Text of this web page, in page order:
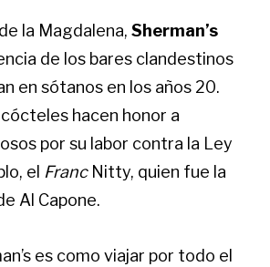
la Magdalena,Sherman’s
de los bares clandestinos
en sótanos en los años 20.
hacen honor a
por su labor contra la Ley
el Franc Nitty, quien fue la
Al Capone.
es como viajar por todo el